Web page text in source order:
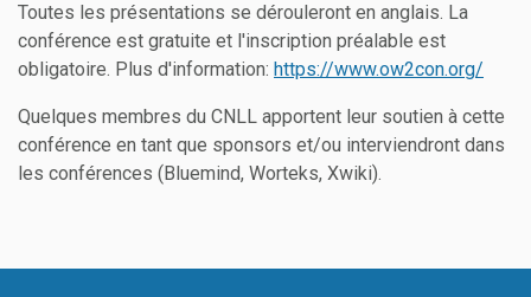
Toutes les présentations se dérouleront en anglais. La
conférence est gratuite et l'inscription préalable est
obligatoire. Plus d'information: https://www.ow2con.org/
Quelques membres du CNLL apportent leur soutien à cette
conférence en tant que sponsors et/ou interviendront dans
les conférences (Bluemind, Worteks, Xwiki).